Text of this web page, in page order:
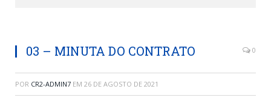
03 – MINUTA DO CONTRATO 0
POR CR2-ADMIN7 EM 26 DE AGOSTO DE 2021